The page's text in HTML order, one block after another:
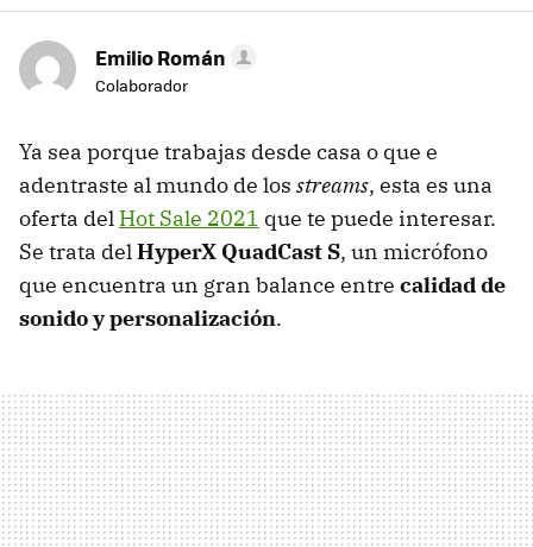
Emilio Román
Colaborador
Ya sea porque trabajas desde casa o que e
adentraste al mundo de los streams, esta es una
oferta del Hot Sale 2021 que te puede interesar.
Se trata delHyperX QuadCast S, un micrófono
que encuentra un gran balance entre calidad de
sonido y personalización.